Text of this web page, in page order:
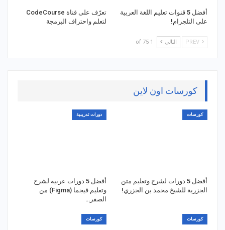
أفضل 5 قنوات تعليم اللغة العربية
على التلجرام!
تعرّف على قناة CodeCourse
لتعلم واحتراف البرمجة
التالي 1 of 75
كورسات اون لاين
كورسات
أفضل 5 دورات لشرح وتعليم متن
الجزرية للشيخ محمد بن الجزري!
دورات تدريبية
أفضل 5 دورات عربية لشرح
وتعليم فيجما (Figma) من
الصفر…
كورسات كورسات